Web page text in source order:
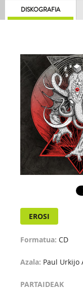
DISKOGRAFIA
EROSI
Formatua: CD
Azala: Paul Urkijo
PARTAIDEAK